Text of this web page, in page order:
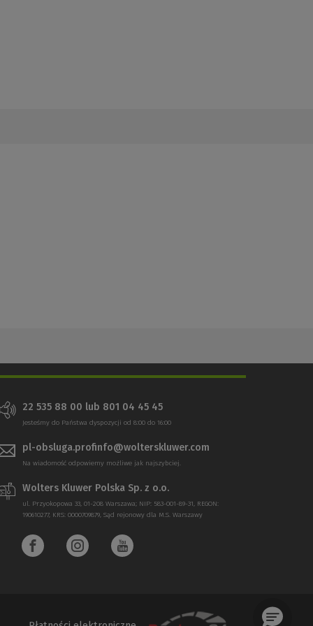
22 535 88 00 lub 801 04 45 45
Jesteśmy do Państwa dyspozycji od 8:00 do 16:00
pl-obsluga.profinfo@wolterskluwer.com
Na wiadomość odpowiemy możliwe jak najszybciej.
Wolters Kluwer Polska Sp. z o.o.
ul. Przyokopowa 33, 01-208 Warszawa; NIP: 583-001-89-31, REGON:
190610277, KRS: 0000709879, Sąd rejonowy dla M.S. Warszawy